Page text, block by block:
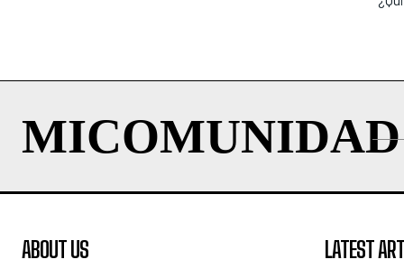
MICOMUNIDAD
ABOUT US LATEST